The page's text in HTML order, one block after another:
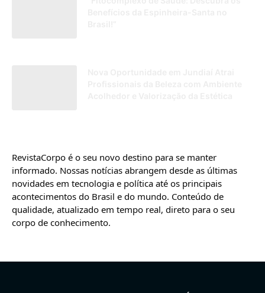
RevistaCorpo é o seu novo destino para se manter
informado. Nossas notícias abrangem desde as últimas
novidades em tecnologia e política até os principais
acontecimentos do Brasil e do mundo. Conteúdo de
qualidade, atualizado em tempo real, direto para o seu
corpo de conhecimento.